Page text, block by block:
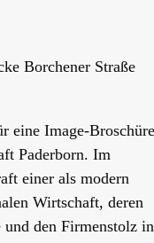
Borchener Straße
eine Image-Broschüre
Paderborn. Im
einer als modern
Wirtschaft, deren
den Firmenstolz in